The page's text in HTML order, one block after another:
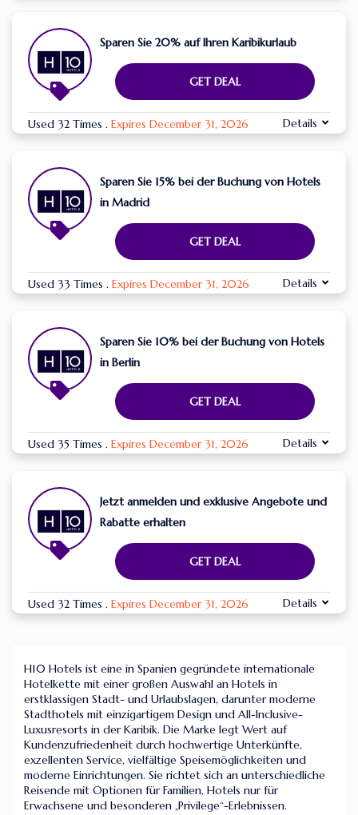
Sparen Sie 20% auf Ihren Karibikurlaub
GET DEAL
Used 32 Times . Expires December 31, 2026 Details
Sparen Sie 15% bei der Buchung von Hotels
in Madrid
GET DEAL
Used 33 Times . Expires December 31, 2026 Details
Sparen Sie 10% bei der Buchung von Hotels
in Berlin
GET DEAL
Used 35 Times . Expires December 31, 2026 Details
Jetzt anmelden und exklusive Angebote und
Rabatte erhalten
GET DEAL
Used 32 Times . Expires December 31, 2026 Details
H10 Hotels ist eine in Spanien gegründete internationale
Hotelkette mit einer großen Auswahl an Hotels in
erstklassigen Stadt- und Urlaubslagen, darunter moderne
Stadthotels mit einzigartigem Design und All-Inclusive-
Luxusresorts in der Karibik. Die Marke legt Wert auf
Kundenzufriedenheit durch hochwertige Unterkünfte,
exzellenten Service, vielfältige Speisemöglichkeiten und
moderne Einrichtungen. Sie richtet sich an unterschiedliche
Reisende mit Optionen für Familien, Hotels nur für
Erwachsene und besonderen „Privilege“-Erlebnissen.